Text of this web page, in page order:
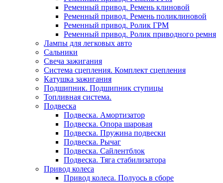
Ременный привод. Ремень клиновой
Ременный привод. Ремень поликлиновой
Ременный привод. Ролик ГРМ
Ременный привод. Ролик приводного ремня
Лампы для легковых авто
Сальники
Свеча зажигания
Система сцепления. Комплект сцепления
Катушка зажигания
Подшипник. Подшипник ступицы
Топливная система.
Подвеска
Подвеска. Амортизатор
Подвеска. Опора шаровая
Подвеска. Пружина подвески
Подвеска. Рычаг
Подвеска. Сайлентблок
Подвеска. Тяга стабилизатора
Привод колеса
Привод колеса. Полуось в сборе